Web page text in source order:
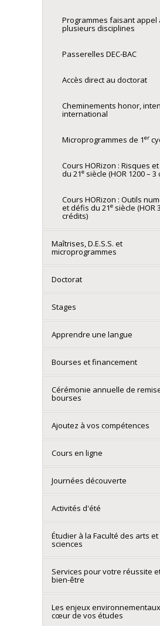
Programmes faisant appel
plusieurs disciplines
Passerelles DEC-BAC
Accès direct au doctorat
Cheminements honor,
international
Microprogrammes de 1er
Cours HORizon : Risques
du 21esiècle (HOR 1200 – 3
Cours HORizon : Outils
et défis du 21esiècle (HOR
crédits)
Maîtrises, D.E.S.S. et
microprogrammes
Doctorat
Stages
Apprendre une langue
Bourses et financement
Cérémonie annuelle de
bourses
Ajoutez à vos compétences
Cours en ligne
Journées découverte
Activités d'été
Étudier à la Faculté des arts et
sciences
Services pour votre réussite
bien-être
Les enjeux
cœur de vos études